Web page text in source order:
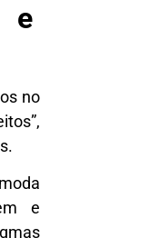
e
no
e